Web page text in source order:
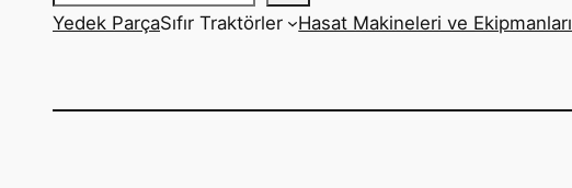
Yedek ParçaSıfır Traktörler Hasat Makineleri ve Ekipmanları